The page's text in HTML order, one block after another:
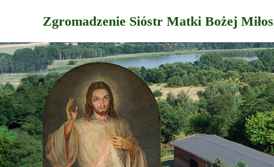
Zgromadzenie Sióstr Matki Bożej